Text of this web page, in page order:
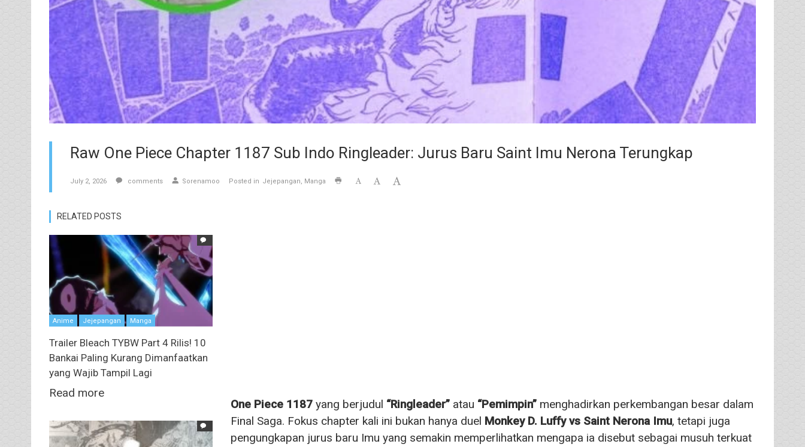
Raw One Piece Chapter 1187 Sub Indo Ringleader: Jurus Baru Saint Imu Nerona Terungkap
July 2, 2026 comments Sorenamoo Posted in Jejepangan Manga
One Piece 1187yang berjudul “Ringleader”atau “Pemimpin”menghadirkan perkembangan besar dalam
Final Saga. Fokus chapter kali ini bukan hanya duel Monkey D. Luffy vs Saint Nerona Imu, tetapi juga
pengungkapan jurus baru Imu yang semakin memperlihatkan mengapa ia disebut sebagai musuh terkuat
RELATED POSTS
Anime Jejepangan Manga
Trailer Bleach TYBW Part 4 Rilis! 10
Bankai Paling Kurang Dimanfaatkan
yang Wajib Tampil Lagi
Read more